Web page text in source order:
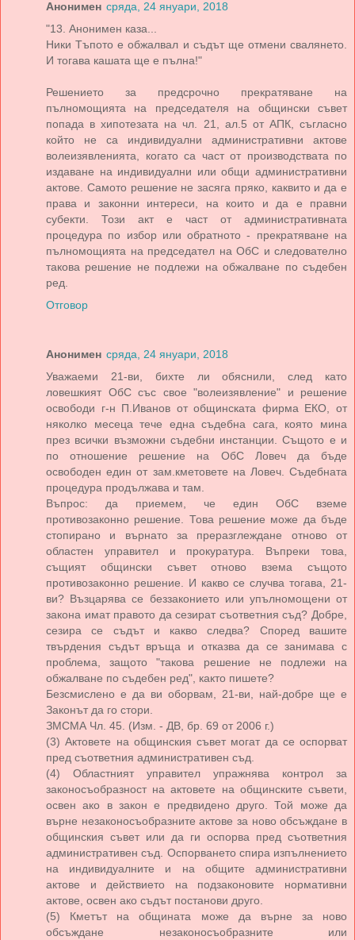
Анонимен сряда, 24 януари, 2018
"13. Анонимен каза...
Ники Тъпото е обжалвал и съдът ще отмени свалянето.
И тогава кашата ще е пълна!"
Решението за предсрочно прекратяване на
пълномощията на председателя на общински съвет
попада в хипотезата на чл. 21, ал.5 от АПК, съгласно
който не са индивидуални административни актове
волеизявленията, когато са част от производствата по
издаване на индивидуални или общи административни
актове. Самото решение не засяга пряко, каквито и да е
права и законни интереси, на които и да е правни
субекти. Този акт е част от административната
процедура по избор или обратното - прекратяване на
пълномощията на председател на ОбС и следователно
такова решение не подлежи на обжалване по съдебен
ред.
Отговор
Анонимен сряда, 24 януари, 2018
Уважаеми 21-ви, бихте ли обяснили, след като
ловешкият ОбС със свое "волеизявление" и решение
освободи г-н П.Иванов от общинската фирма ЕКО, от
няколко месеца тече една съдебна сага, която мина
през всички възможни съдебни инстанции. Същото е и
по отношение решение на ОбС Ловеч да бъде
освободен един от зам.кметовете на Ловеч. Съдебната
процедура продължава и там.
Въпрос: да приемем, че един ОбС вземе
противозаконно решение. Това решение може да бъде
стопирано и върнато за преразглеждане отново от
областен управител и прокуратура. Въпреки това,
същият общински съвет отново взема същото
противозаконно решение. И какво се случва тогава, 21-
ви? Възцарява се беззаконието или упълномощени от
закона имат правото да сезират съответния съд? Добре,
сезира се съдът и какво следва? Според вашите
твърдения съдът връща и отказва да се занимава с
проблема, защото "такова решение не подлежи на
обжалване по съдебен ред", както пишете?
Безсмислено е да ви оборвам, 21-ви, най-добре ще е
Законът да го стори.
ЗМСМА Чл. 45. (Изм. - ДВ, бр. 69 от 2006 г.)
(3) Актовете на общинския съвет могат да се оспорват
пред съответния административен съд.
(4) Областният управител упражнява контрол за
законосъобразност на актовете на общинските съвети,
освен ако в закон е предвидено друго. Той може да
върне незаконосъобразните актове за ново обсъждане в
общинския съвет или да ги оспорва пред съответния
административен съд. Оспорването спира изпълнението
на индивидуалните и на общите административни
актове и действието на подзаконовите нормативни
актове, освен ако съдът постанови друго.
(5) Кметът на общината може да върне за ново
обсъждане незаконосъобразните или